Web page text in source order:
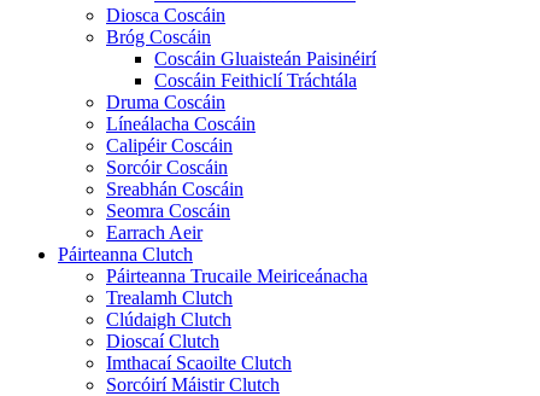
Diosca Coscáin
Bróg Coscáin
Coscáin Gluaisteán Paisinéirí
Coscáin Feithiclí Tráchtála
Druma Coscáin
Líneálacha Coscáin
Calipéir Coscáin
Sorcóir Coscáin
Sreabhán Coscáin
Seomra Coscáin
Earrach Aeir
Páirteanna Clutch
Páirteanna Trucaile Meiriceánacha
Trealamh Clutch
Clúdaigh Clutch
Dioscaí Clutch
Imthacaí Scaoilte Clutch
Sorcóirí Máistir Clutch